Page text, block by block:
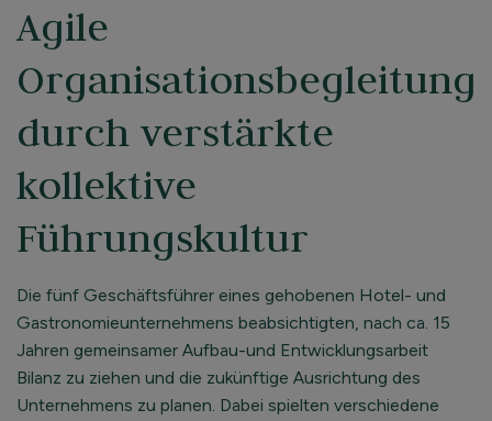
Agile
Organisationsbegleitung
durch verstärkte
kollektive
Führungskultur
Die fünf Geschäftsführer eines gehobenen Hotel- und
Gastronomieunternehmens beabsichtigten, nach ca. 15
Jahren gemeinsamer Aufbau-und Entwicklungsarbeit
Bilanz zu ziehen und die zukünftige Ausrichtung des
Unternehmens zu planen. Dabei spielten verschiedene